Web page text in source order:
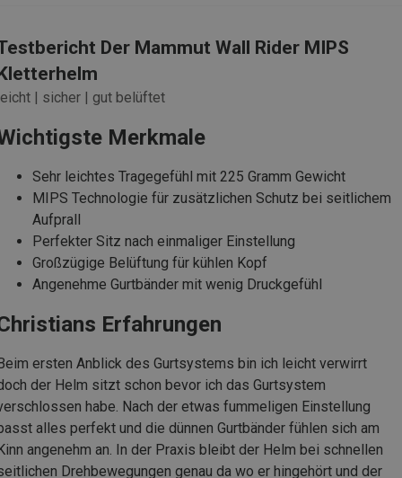
Der Mammut Wall Rider MIPS
| sicher | gut belüftet
Merkmale
Sehr leichtes Tragegefühl mit 225 Gramm Gewicht
MIPS Technologie für zusätzlichen Schutz bei seitlichem
Aufprall
Perfekter Sitz nach einmaliger Einstellung
Großzügige Belüftung für kühlen Kopf
Angenehme Gurtbänder mit wenig Druckgefühl
Erfahrungen
ersten Anblick des Gurtsystems bin ich leicht verwirrt
der Helm sitzt schon bevor ich das Gurtsystem
habe. Nach der etwas fummeligen Einstellung
alles perfekt und die dünnen Gurtbänder fühlen sich am
angenehm an. In der Praxis bleibt der Helm bei schnellen
Drehbewegungen genau da wo er hingehört und der